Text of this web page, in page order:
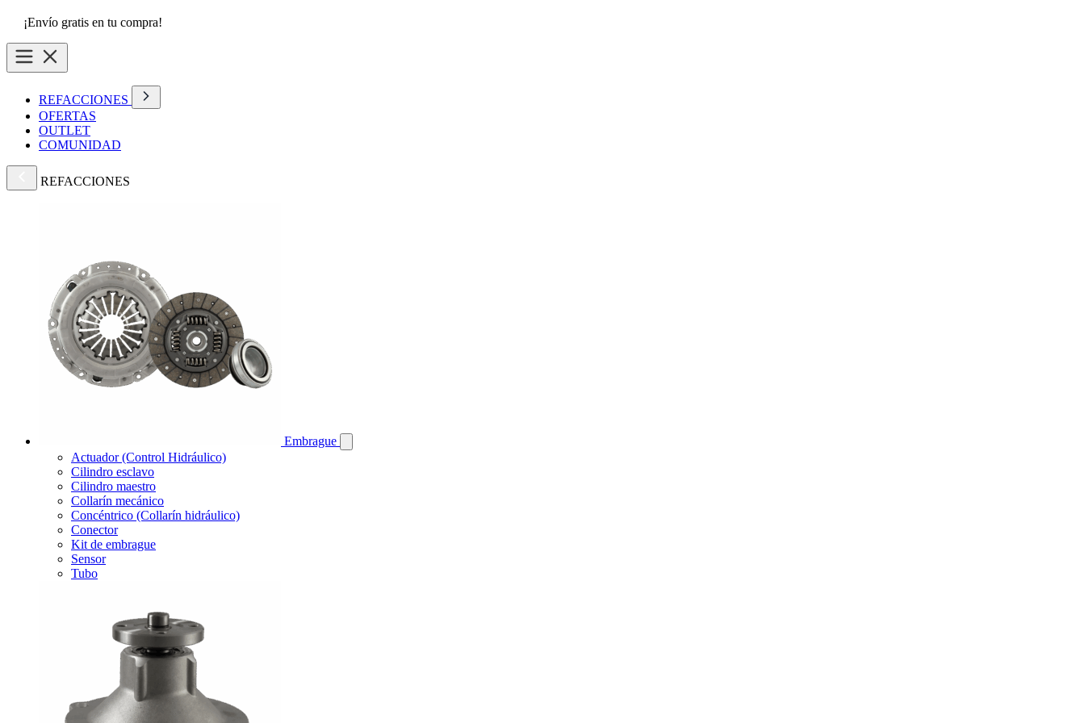
¡Envío gratis en tu compra!
REFACCIONES
OFERTAS
OUTLET
COMUNIDAD
REFACCIONES
Embrague
Actuador (Control Hidráulico)
Cilindro esclavo
Cilindro maestro
Collarín mecánico
Concéntrico (Collarín hidráulico)
Conector
Kit de embrague
Sensor
Tubo